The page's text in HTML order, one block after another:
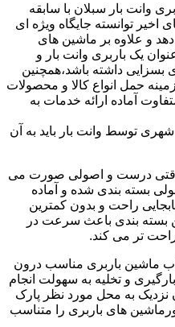
وانت بار سبلان با سابقه
توانسته جایگاه ویژه ای
و علاوه بر ماشین های
یک باربری وانت بار و
بسزایی داشته باشد،همچنین
حمل انواع کالا و محصولات
آماده ارائه خدمات به
توسط وانت بار باید به آن
وقتی درست و اصولی صورت می
بسته بندی شده و آماده
راحت و بدون کمترین
بندی باعث سرعت در
تر می کند.
ماشین باربری مناسب درون
و تخلیه به سهولت انجام
نزدیک به محل مورد نظر پارک
های باربری را متناسب